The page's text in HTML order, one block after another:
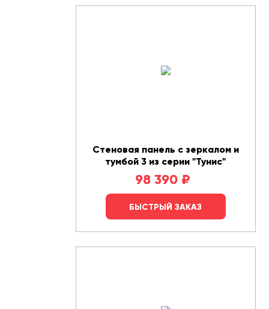
Стеновая панель с зеркалом и
тумбой 3 из серии "Тунис"
98 390 ₽
БЫСТРЫЙ ЗАКАЗ